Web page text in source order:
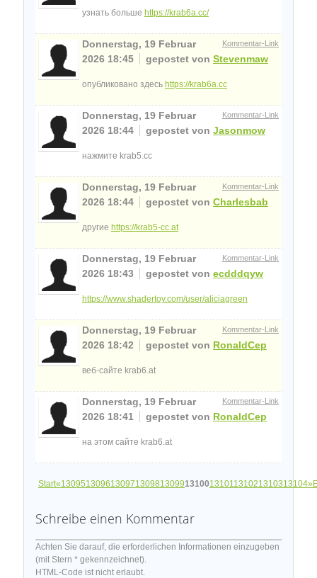
узнать больше https://krab6a.cc/
Kommentar-Link
Donnerstag, 19 Februar
2026 18:45
gepostet von Stevenmaw
опубликовано здесь https://krab6a.cc
Kommentar-Link
Donnerstag, 19 Februar
2026 18:44
gepostet von Jasonmow
нажмите krab5.cc
Kommentar-Link
Donnerstag, 19 Februar
2026 18:44
gepostet von Charlesbab
другие https://krab5-cc.at
Kommentar-Link
Donnerstag, 19 Februar
2026 18:43
gepostet von ecdddqyw
https://www.shadertoy.com/user/aliciagreen
Kommentar-Link
Donnerstag, 19 Februar
2026 18:42
gepostet von RonaldCep
веб-сайте krab6.at
Kommentar-Link
Donnerstag, 19 Februar
2026 18:41
gepostet von RonaldCep
на этом сайте krab6.at
Start«13095130961309713098130991310013101131021310313104»
Schreibe einen Kommentar
Achten Sie darauf, die erforderlichen Informationen einzugeben
(mit Stern * gekennzeichnet).
HTML-Code ist nicht erlaubt.